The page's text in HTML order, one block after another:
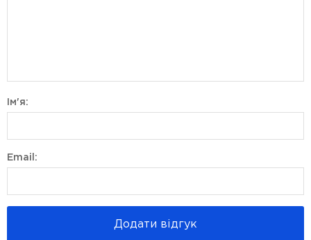
Ім'я:
Email:
Додати відгук